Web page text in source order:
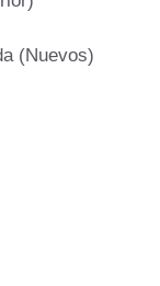
(Nuevos)